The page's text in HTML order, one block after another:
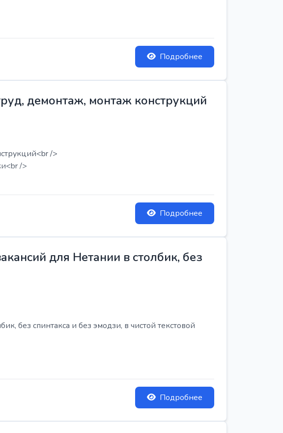
Подробнее
демонтаж, монтаж конструкций
/>
/>
Подробнее
для Нетании в столбик, без
без спинтакса и без эмодзи, в чистой текстовой
Подробнее